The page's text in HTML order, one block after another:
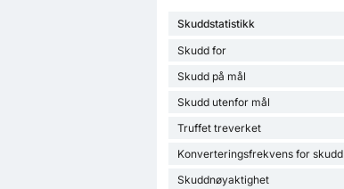
Skuddstatistikk
Skudd for
Skudd på mål
Skudd utenfor mål
Truffet treverket
Konverteringsfrekvens for skudd
Skuddnøyaktighet